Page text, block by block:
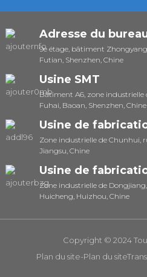
Adresse du
9e étage, bâtiment
Futian, Shenzhen, Chine
Usine SMT
Bâtiment A6, zone industrielle
Fuhai, Baoan, Shenzhen, Chine
Usine de
Zone industrielle de Chunhui,
Jiangsu, Chine
Usine de
Zone industrielle de
Huicheng, Huizhou, Chine
Copyright © 2024
Plan du site-Plan du siteTrans